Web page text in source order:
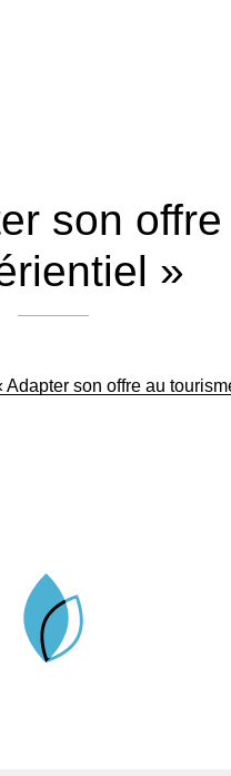
son
»
Adapter son offre au